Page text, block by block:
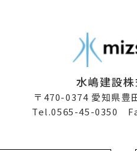
水嶋建設
〒470-0374 愛知県豊
Tel.0565-45-0350